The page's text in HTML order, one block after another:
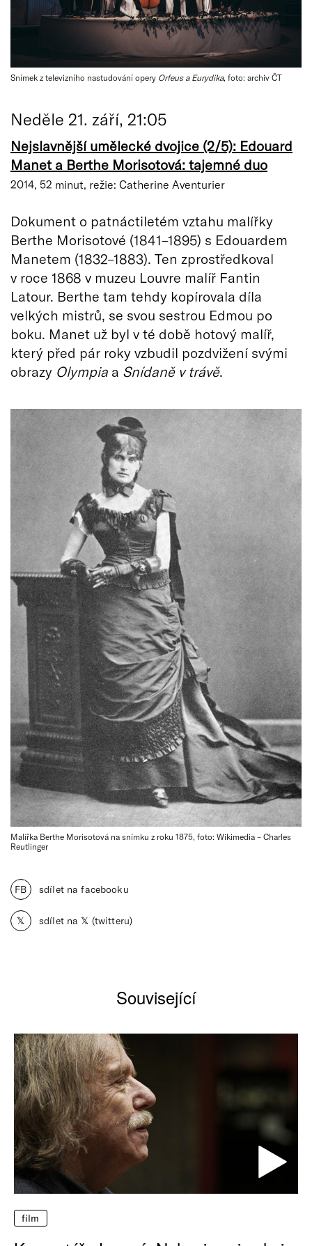
Snímek z televizního nastudování opery Orfeus a Eurydika, foto: archiv ČT
Neděle 21. září, 21:05
Nejslavnější umělecké dvojice (2/5): Edouard
Manet a Berthe Morisotová: tajemné duo
2014, 52 minut, režie: Catherine Aventurier
Dokument o patnáctiletém vztahu malířky
Berthe Morisotové (1841–1895) s Edouardem
Manetem (1832–1883). Ten zprostředkoval
v roce 1868 v muzeu Louvre malíř Fantin
Latour. Berthe tam tehdy kopírovala díla
velkých mistrů, se svou sestrou Edmou po
boku. Manet už byl v té době hotový malíř,
který před pár roky vzbudil pozdvižení svými
obrazy Olympia a Snídaně v trávě.
Malířka Berthe Morisotová na snímku z roku 1875, foto: Wikimedia – Charles
Reutlinger
FB sdílet na facebooku
𝕏 sdílet na 𝕏 (twitteru)
Související
film